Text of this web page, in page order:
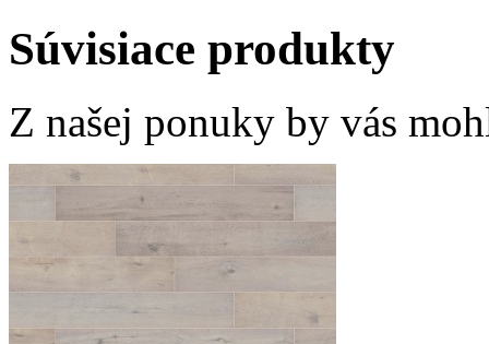
Súvisiace produkty
Z našej ponuky by vás